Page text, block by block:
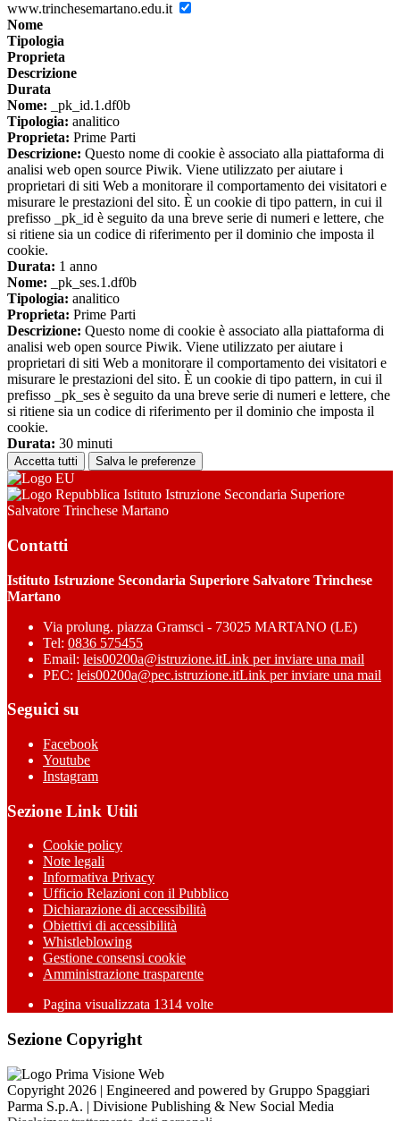
www.trinchesemartano.edu.it
Nome
Tipologia
Proprieta
Descrizione
Durata
Nome: _pk_id.1.df0b
Tipologia: analitico
Proprieta: Prime Parti
Descrizione: Questo nome di cookie è associato alla piattaforma di
analisi web open source Piwik. Viene utilizzato per aiutare i
proprietari di siti Web a monitorare il comportamento dei visitatori e
misurare le prestazioni del sito. È un cookie di tipo pattern, in cui il
prefisso _pk_id è seguito da una breve serie di numeri e lettere, che
si ritiene sia un codice di riferimento per il dominio che imposta il
cookie.
Durata: 1 anno
Nome: _pk_ses.1.df0b
Tipologia: analitico
Proprieta: Prime Parti
Descrizione: Questo nome di cookie è associato alla piattaforma di
analisi web open source Piwik. Viene utilizzato per aiutare i
proprietari di siti Web a monitorare il comportamento dei visitatori e
misurare le prestazioni del sito. È un cookie di tipo pattern, in cui il
prefisso _pk_ses è seguito da una breve serie di numeri e lettere, che
si ritiene sia un codice di riferimento per il dominio che imposta il
cookie.
Durata: 30 minuti
Accetta tutti Salva le preferenze
Istituto Istruzione Secondaria Superiore
Salvatore Trinchese Martano
Contatti
Istituto Istruzione Secondaria Superiore Salvatore Trinchese
Martano
Via prolung. piazza Gramsci - 73025 MARTANO (LE)
Tel: 0836 575455
Email: leis00200a@istruzione.itLink per inviare una mail
PEC: leis00200a@pec.istruzione.itLink per inviare una mail
Seguici su
Facebook
Youtube
Instagram
Sezione Link Utili
Cookie policy
Note legali
Informativa Privacy
Ufficio Relazioni con il Pubblico
Dichiarazione di accessibilità
Obiettivi di accessibilità
Whistleblowing
Gestione consensi cookie
Amministrazione trasparente
Pagina visualizzata 1314 volte
Sezione Copyright
Copyright 2026 | Engineered and powered by Gruppo Spaggiari
Parma S.p.A. | Divisione Publishing & New Social Media